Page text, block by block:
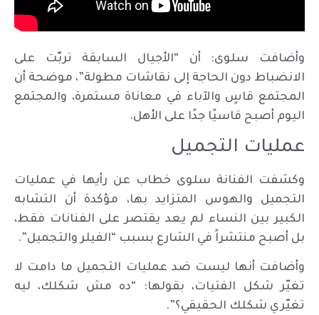
وأضافت سلوى: أن “الأجيال السابقة تربّت على
الانضباط دون الحاجة إلى نقاشات مطولة”، موضحة أن
المجتمع قاسٍ والآباء في معاناة مستمرة، والمجتمع
اليوم أصبح قاسيًا جدًا على الأهل.
عمليات التجميل
وكشفت الفنانة سلوى خطاب عن رأيها في عمليات
التجميل والهوس المتزايد بها، مؤكدة أن التشابه
الكبير بين النساء لم يعد يقتصر على الفنانات فقط،
بل أصبح منتشراً في الشارع بسبب “الفيلر والتجميل”.
وأضافت أنها ليست ضد عمليات التجميل ما دامت لا
تغيّر شكل الفتيات، بقولها: “ده مش شكلك، ليه
تغيّري شكلك الحقيقي؟”.